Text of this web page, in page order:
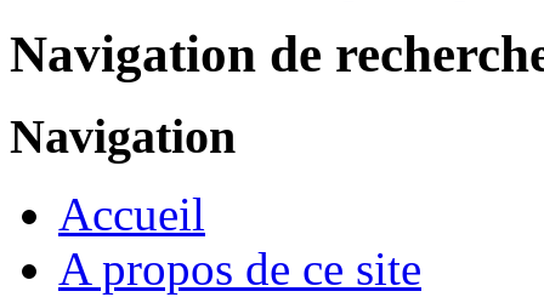
Navigation de
Navigation
Accueil
A propos de ce site